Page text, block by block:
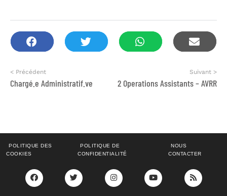
< Précédent
Chargé.e Administratif.ve
Suivant >
2 Operations Assistants – AVRR
POLITIQUE DES
COOKIES
POLITIQUE DE
CONFIDENTIALITÉ
NOUS
CONTACTER